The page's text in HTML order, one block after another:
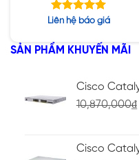
Được xếp
5 sao
Liên hệ báo giá
SẢN PHẨM KHUYẾN MÃI
Cisco
10,870,000₫
Cisco